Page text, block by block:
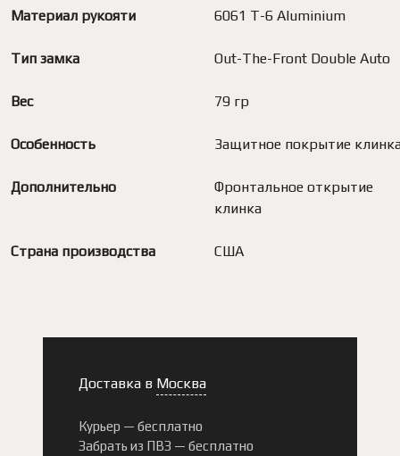
Материал рукояти 6061 T-6 Aluminium
Тип замка Out-The-Front Double Auto
Вес 79 гр
Особенность Защитное покрытие
Дополнительно
Фронтальное открытие
клинка
Страна производства США
Доставка в Москва
Курьер — бесплатно
Забрать из ПВЗ — бесплатно